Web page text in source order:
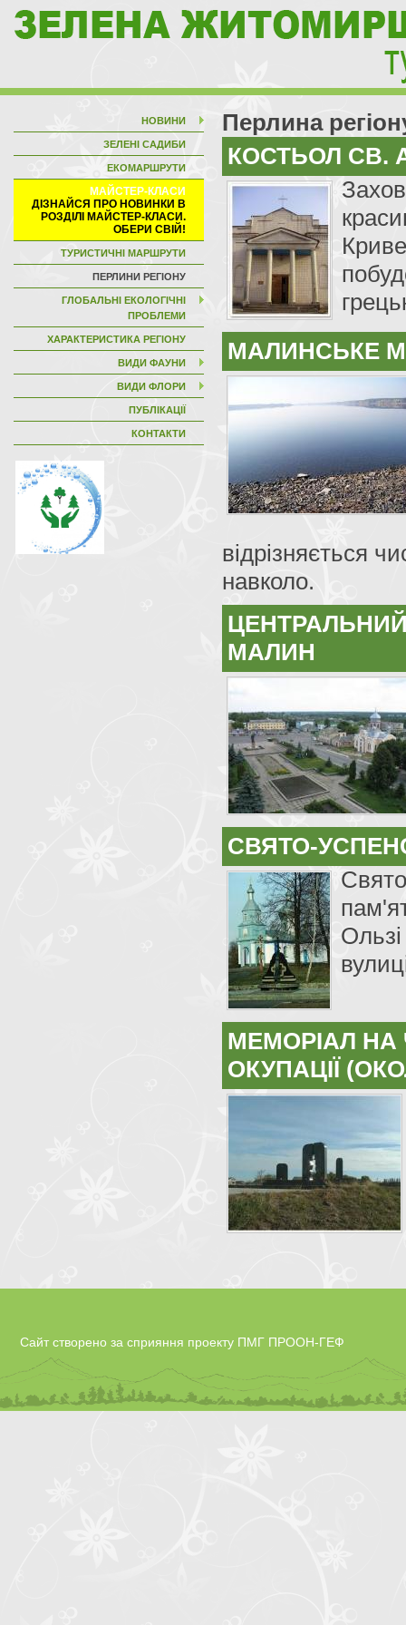
НОВИНИ
ЗЕЛЕНІ САДИБИ
ЕКОМАРШРУТИ
МАЙСТЕР-КЛАСИ
ТУРИСТИЧНІ МАРШРУТИ
ПЕРЛИНИ РЕГІОНУ
ГЛОБАЛЬНІ ЕКОЛОГІЧНІ
ПРОБЛЕМИ
ХАРАКТЕРИСТИКА РЕГІОНУ
ВИДИ ФАУНИ
ВИДИ ФЛОРИ
ПУБЛІКАЦІЇ
КОНТАКТИ
Перлина
КОСТЬОЛ СВ.
МАЛИНСЬКЕ
відрізняється
навколо.
МАЛИН
СВЯТО-
МЕМОРІАЛ
ОКУПАЦІЇ
Сайт створено за сприяння проекту ПМГ ПРООН-ГЕФ